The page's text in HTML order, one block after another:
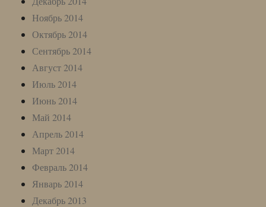
Ноябрь 2014
Октябрь 2014
Сентябрь 2014
Август 2014
Июль 2014
Июнь 2014
Май 2014
Апрель 2014
Март 2014
Февраль 2014
Январь 2014
Декабрь 2013